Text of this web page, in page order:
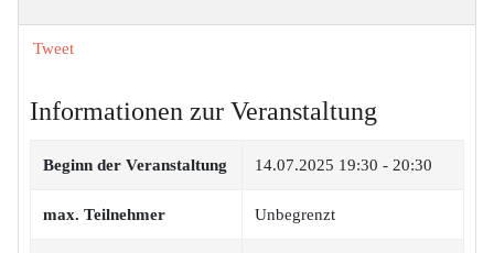
Tweet
Informationen zur Veranstaltung
Beginn der Veranstaltung 14.07.2025 19:30 - 20:30
max. Teilnehmer Unbegrenzt